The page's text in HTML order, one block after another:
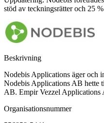
stöd av teckningsrätter och 25
Beskrivning
Nodebis Applications äger och
Nodebis Applications AB hette
AB. Empir Vezzel Applications
Organisationsnummer